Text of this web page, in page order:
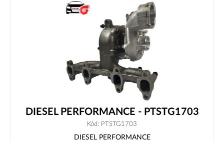
DIESEL PERFORMANCE - PTSTG1703
Kód: PTSTG1703
DIESEL PERFORMANCE